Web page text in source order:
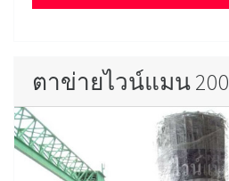
ตาข่ายไวน์แมน 200